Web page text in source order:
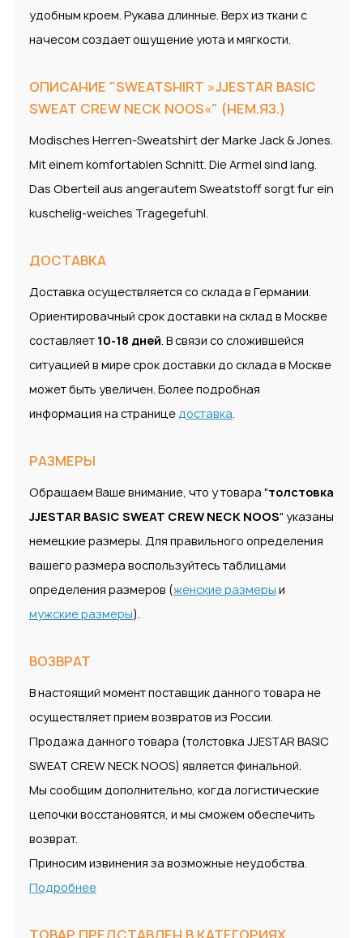
удобным кроем. Рукава длинные. Верх из ткани с
начесом создает ощущение уюта и мягкости.
ОПИСАНИЕ "SWEATSHIRT »JJESTAR BASIC
SWEAT CREW NECK NOOS«" (НЕМ.ЯЗ.)
Modisches Herren-Sweatshirt der Marke Jack & Jones.
Mit einem komfortablen Schnitt. Die Armel sind lang.
Das Oberteil aus angerautem Sweatstoff sorgt fur ein
kuschelig-weiches Tragegefuhl.
ДОСТАВКА
Доставка осуществляется со склада в Германии.
Ориентировачный срок доставки на склад в Москве
составляет 10-18 дней. В связи со сложившейся
ситуацией в мире срок доставки до склада в Москве
может быть увеличен. Более подробная
информация на страницедоставка.
РАЗМЕРЫ
Обращаем Ваше внимание, что у товара "толстовка
JJESTAR BASIC SWEAT CREW NECK NOOS" указаны
немецкие размеры. Для правильного определения
вашего размера воспользуйтесь таблицами
определения размеров (женские размеры и
мужские размеры).
ВОЗВРАТ
В настоящий момент поставщик данного товара не
осуществляет прием возвратов из России.
Продажа данного товара (толстовка JJESTAR BASIC
SWEAT CREW NECK NOOS) является финальной.
Мы сообщим дополнительно, когда логистические
цепочки восстановятся, и мы сможем обеспечить
возврат.
Приносим извинения за возможные неудобства.
Подробнее